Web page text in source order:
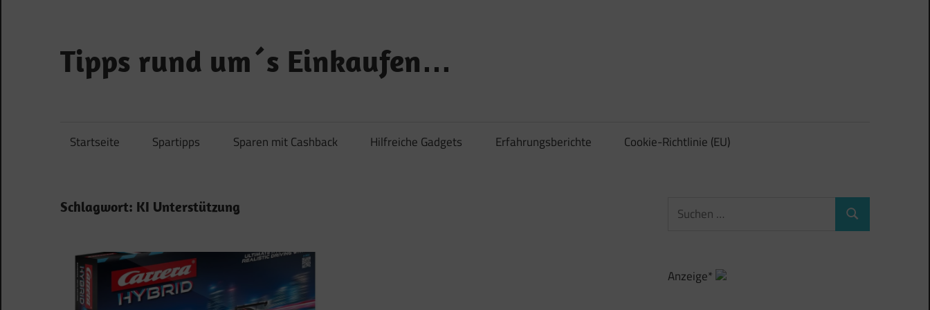
springen
Tipps rund um´s Einkaufen…
Startseite Spartipps Sparen mit Cashback Hilfreiche Gadgets Erfahrungsberichte Cookie-Richtlinie (EU)
Schlagwort: KI Unterstützung
Suchen
Suchen
Anzeige*